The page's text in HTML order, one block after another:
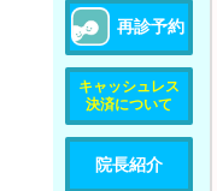
再診予約
キャッシュレス
決済について
院長紹介